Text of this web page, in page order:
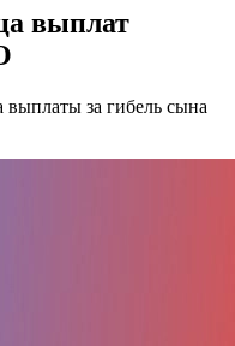
выплат
за гибель сына